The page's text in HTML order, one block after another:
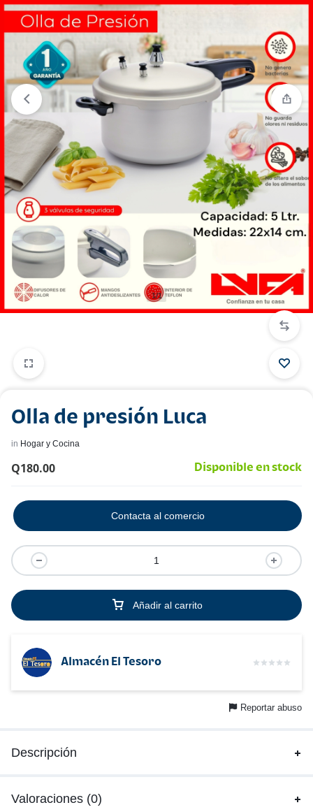
“Olla de presión Luca” se ha añadido a tu carrito.
Ver carrito
1/1
Olla de presión Luca
in Hogar y Cocina
Q180.00 Disponible en stock
Añadir al carrito
Contacta al comercio
Almacén El Tesoro
Reportar abuso
Descripción
Valoraciones (0)